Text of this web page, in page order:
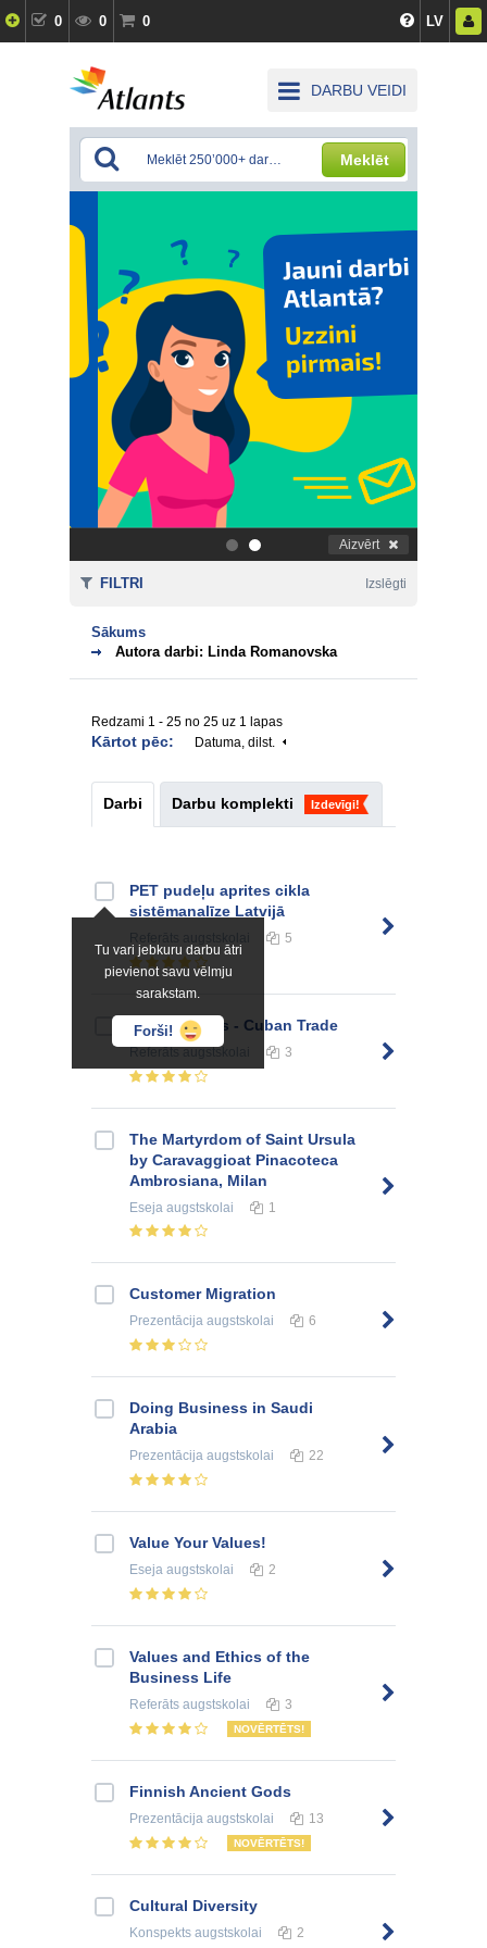
0 0 0 LV
DARBU VEIDI
Meklēt
. Aizvērt
Sākums
Autora darbi: Linda Romanovska
Redzami 1 - 25 no 25 uz 1 lapas
Kārtot pēc: Datuma, dilst.
Darbi Darbu komplekti Izdevīgi!
Tu vari jebkuru darbu ātri
pievienot savu vēlmju
sarakstam.
Forši!
PET pudeļu aprites cikla
sistēmanalīze Latvijā
5
United States - Cuban Trade
Referātsaugstskolai 3
The Martyrdom of Saint Ursula
by Caravaggioat Pinacoteca
Ambrosiana, Milan
Eseja augstskolai 1
Customer Migration
Prezentācija augstskolai 6
Doing Business in Saudi
Arabia
Prezentācija augstskolai 22
Value Your Values!
Eseja augstskolai 2
Values and Ethics of the
Business Life
Referāts augstskolai 3
NOVĒRTĒTS!
Finnish Ancient Gods
Prezentācija augstskolai 13
NOVĒRTĒTS!
Cultural Diversity
Konspekts augstskolai 2
FILTRI Izslēgti